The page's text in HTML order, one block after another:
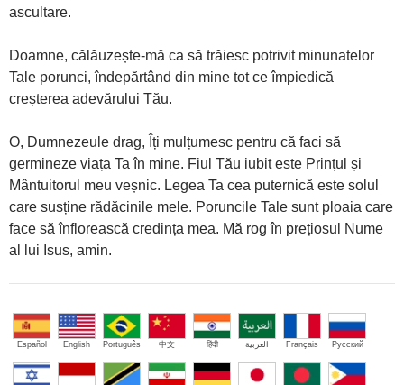
ascultare.
Doamne, călăuzește-mă ca să trăiesc potrivit minunatelor
Tale porunci, îndepărtând din mine tot ce împiedică
creșterea adevărului Tău.
O, Dumnezeule drag, Îți mulțumesc pentru că faci să
germineze viața Ta în mine. Fiul Tău iubit este Prințul și
Mântuitorul meu veșnic. Legea Ta cea puternică este solul
care susține rădăcinile mele. Poruncile Tale sunt ploaia care
face să înflorească credința mea. Mă rog în prețiosul Nume
al lui Isus, amin.
Español English Português 中文 हिंदी العربية Français Русский